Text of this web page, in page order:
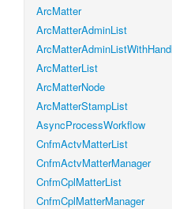
ArcMatter
ArcMatterAdminList
ArcMatterList
ArcMatterNode
ArcMatterStampList
AsyncProcessWorkflow
CnfmActvMatterList
CnfmActvMatterManager
CnfmCplMatterList
CnfmCplMatterManager